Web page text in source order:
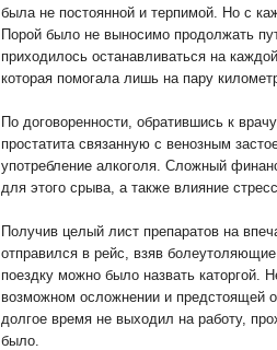
была не постоянной и терпимой. Но с
Порой было не выносимо продолжать
приходилось останавливаться на
которая помогала лишь на пару
По договоренности, обратившись к
простатита связанную с венозным
употребление алкоголя. Сложный
для этого срыва, а также влияние
Получив целый лист препаратов на
отправился в рейс, взяв
поездку можно было назвать каторгой.
возможном осложнении и предстоящей
долгое время не выходил на работу,
было.